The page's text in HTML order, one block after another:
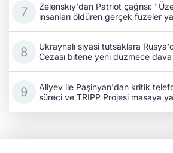
Zelenskıy'dan Patriot çağrısı:
insanları öldüren gerçek füzeler
Ukraynalı siyasi tutsaklara
Cezası bitene yeni düzmece dava
Aliyev ile Paşinyan'dan kritik
süreci ve TRIPP Projesi masaya